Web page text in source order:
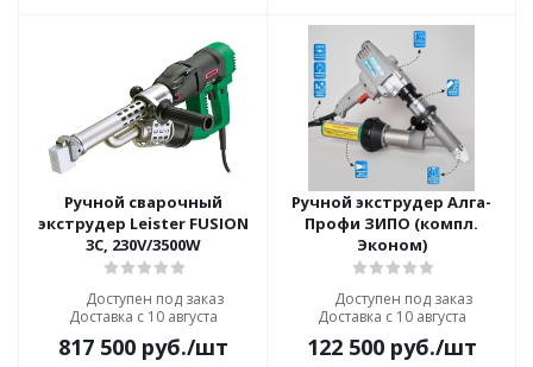
Ручной сварочный
экструдер Leister FUSION
3C, 230V/3500W
Доступен под заказ
Доставка с 10 августа
817 500руб./шт
Ручной экструдер Алга-
Профи ЗИПО (компл.
Эконом)
Доступен под заказ
Доставка с 10 августа
122 500руб./шт